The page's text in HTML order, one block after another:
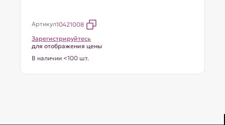
Артикул10421008
Зарегистрируйтесь
для отображения цены
В наличии <100 шт.